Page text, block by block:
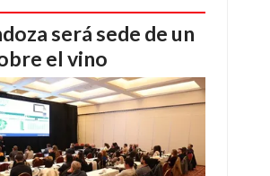
será sede de un
el vino